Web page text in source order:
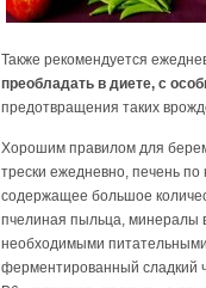
Также рекомендуется
преобладать в диете, с
предотвращения таких
Хорошим правилом для
трески ежедневно, печень
содержащее большое
пчелиная пыльца, минералы
необходимыми
ферментированный сладкий